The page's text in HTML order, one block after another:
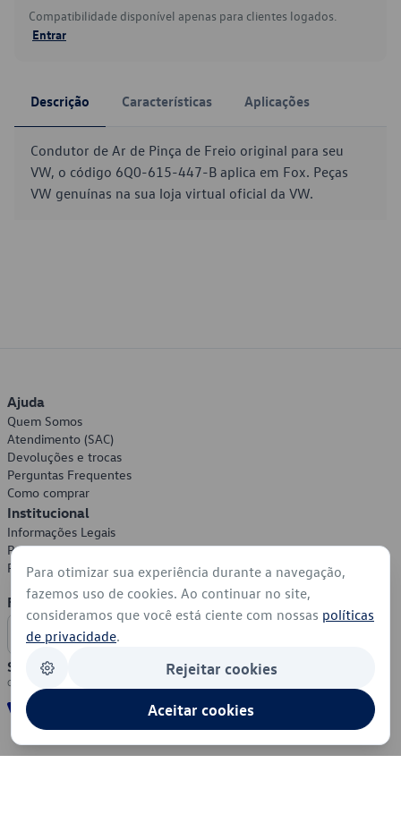
Compatibilidade disponível apenas para clientes logados.
Entrar
Descrição Características Aplicações
Condutor de Ar de Pinça de Freio original para seu
VW, o código 6Q0-615-447-B aplica em Fox. Peças
VW genuínas na sua loja virtual oficial da VW.
Ajuda
Quem Somos
Atendimento (SAC)
Devoluções e trocas
Perguntas Frequentes
Como comprar
Institucional
Informações Legais
Política de Privacidade
Política de Cookies
Formas de Pagamento
Segurança
Para otimizar sua experiência durante a navegação,
fazemos uso de cookies. Ao continuar no site,
consideramos que você está ciente com nossas políticas
de privacidade.
Rejeitar cookies
Aceitar cookies